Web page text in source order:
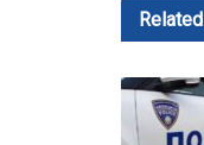
Related